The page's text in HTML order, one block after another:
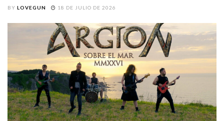
BY LOVEGUN 18 DE JULIO DE 2026